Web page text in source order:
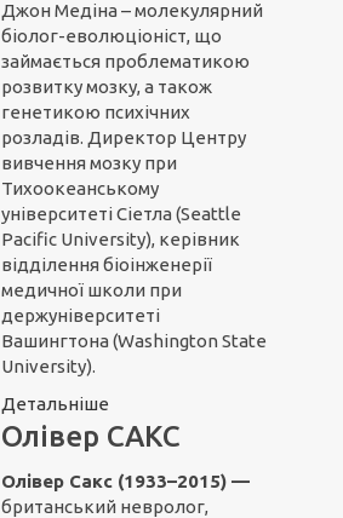
Джон Медіна – молекулярний
біолог-еволюціоніст, що
займається проблематикою
розвитку мозку, а також
генетикою психічних
розладів. Директор Центру
вивчення мозку при
Тихоокеанському
університеті Сіетла (Seattle
Pacific University), керівник
відділення біоінженерії
медичної школи при
держуніверситеті
Вашингтона (Washington State
University).
Детальніше
Олівер САКС
Олівер Сакс (1933–2015) —
британський невролог,